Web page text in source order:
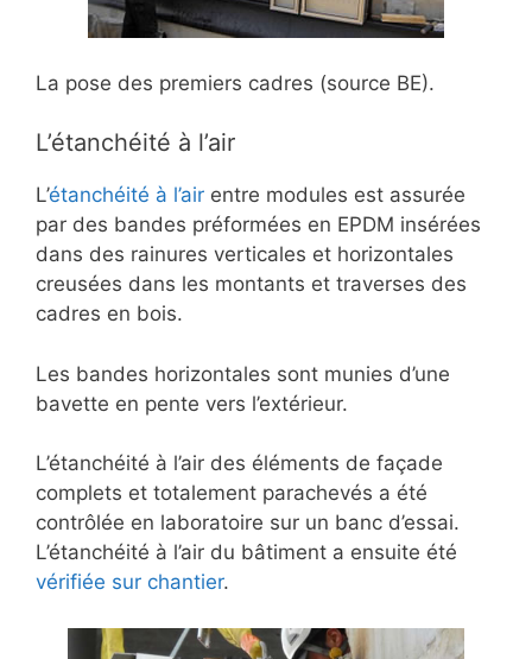
La pose des premiers cadres (source BE).
L’étanchéité à l’air
L’étanchéité à l’air entre modules est assurée
par des bandes préformées en EPDM insérées
dans des rainures verticales et horizontales
creusées dans les montants et traverses des
cadres en bois.
Les bandes horizontales sont munies d’une
bavette en pente vers l’extérieur.
L’étanchéité à l’air des éléments de façade
complets et totalement parachevés a été
contrôlée en laboratoire sur un banc d’essai.
L’étanchéité à l’air du bâtiment a ensuite été
vérifiée sur chantier.